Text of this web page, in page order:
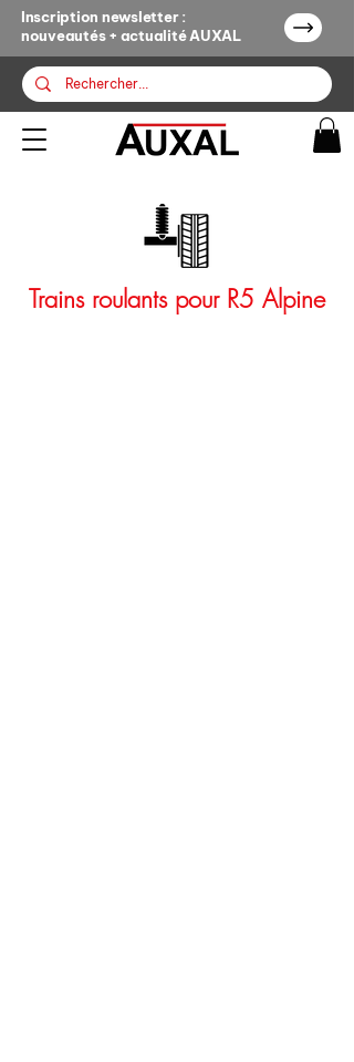
Inscription newsletter :
nouveautés + actualité AUXAL
Trains roulants pour R5 Alpine